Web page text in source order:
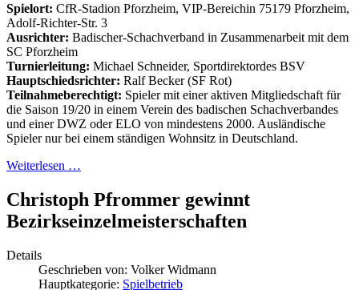
Spielort: CfR-Stadion Pforzheim, VIP-Bereichin 75179 Pforzheim,
Adolf-Richter-Str. 3
Ausrichter: Badischer-Schachverband in Zusammenarbeit mit dem
SC Pforzheim
Turnierleitung: Michael Schneider, Sportdirektordes BSV
Hauptschiedsrichter: Ralf Becker (SF Rot)
Teilnahmeberechtigt: Spieler mit einer aktiven Mitgliedschaft für
die Saison 19/20 in einem Verein des badischen Schachverbandes
und einer DWZ oder ELO von mindestens 2000. Ausländische
Spieler nur bei einem ständigen Wohnsitz in Deutschland.
Weiterlesen …
Christoph Pfrommer gewinnt
Bezirkseinzelmeisterschaften
Details
Geschrieben von: Volker Widmann
Hauptkategorie: Spielbetrieb